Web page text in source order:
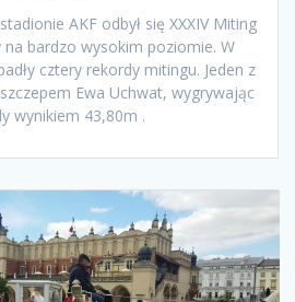
AKF odbył się XXXIV Miting
na bardzo wysokim poziomie. W
cztery rekordy mitingu. Jeden z
Ewa Uchwat, wygrywając
wynikiem 43,80m .